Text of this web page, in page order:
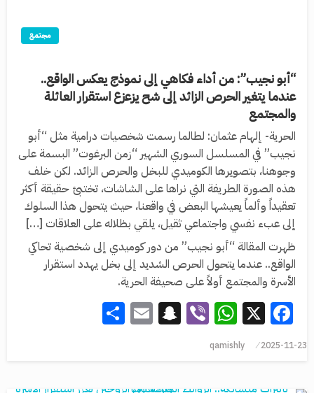
مجتمع
“أبو نجيب”: من أداء فكاهي إلى نموذج يعكس الواقع..
عندما يتغير الحرص الزائد إلى شح يزعزع استقرار العائلة
والمجتمع
الحرية- إلهام عثمان: لطالما رسمت شخصيات درامية مثل “أبو
نجيب” في المسلسل السوري الشهير “زمن البرغوت” البسمة على
وجوهنا، بتصويرها الكوميدي للبخل والحرص الزائد. لكن خلف
هذه الصورة الطريفة التي نراها على الشاشات، تختبئ حقيقة أكثر
تعقيداً وألماً يعيشها البعض في واقعنا، حيث يتحول هذا السلوك
إلى عبء نفسي واجتماعي ثقيل، يلقي بظلاله على العلاقات […]
ظهرت المقالة “أبو نجيب” من دور كوميدي إلى شخصية تحاكي
الواقع.. عندما يتحول الحرص الشديد إلى بخل يهدد استقرار
الأسرة والمجتمع أولاً على صحيفة الحرية.
Facebook
X
WhatsApp
Viber
Snapchat
Email
2025-11-23
qamishly